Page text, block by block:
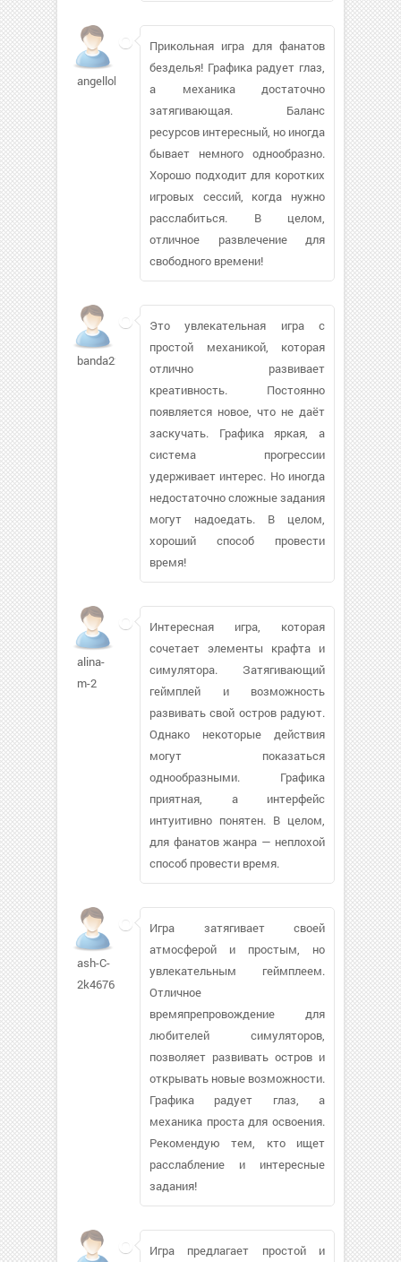
angelloko
Прикольная игра для фанатов
безделья! Графика радует глаз,
а механика достаточно
затягивающая. Баланс
ресурсов интересный, но иногда
бывает немного однообразно.
Хорошо подходит для коротких
игровых сессий, когда нужно
расслабиться. В целом,
отличное развлечение для
свободного времени!
banda22
Это увлекательная игра с
простой механикой, которая
отлично развивает
креативность. Постоянно
появляется новое, что не даёт
заскучать. Графика яркая, а
система прогрессии
удерживает интерес. Но иногда
недостаточно сложные задания
могут надоедать. В целом,
хороший способ провести
время!
alina-
m-2
Интересная игра, которая
сочетает элементы крафта и
симулятора. Затягивающий
геймплей и возможность
развивать свой остров радуют.
Однако некоторые действия
могут показаться
однообразными. Графика
приятная, а интерфейс
интуитивно понятен. В целом,
для фанатов жанра — неплохой
способ провести время.
ash-C-
2k4676
Игра затягивает своей
атмосферой и простым, но
увлекательным геймплеем.
Отличное
времяпрепровождение для
любителей симуляторов,
позволяет развивать остров и
открывать новые возможности.
Графика радует глаз, а
механика проста для освоения.
Рекомендую тем, кто ищет
расслабление и интересные
задания!
Игра предлагает простой и